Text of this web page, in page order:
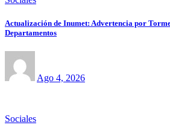
Actualización de Inumet: Advertencia por
Departamentos
Ago 4, 2026
Sociales